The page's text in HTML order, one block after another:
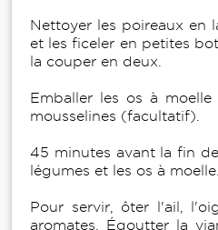
Nettoyer les poireaux en
et les ficeler en petites
la couper en deux.
Emballer les os à
mousselines (facultatif).
45 minutes avant la fin
légumes et les os à moelle.
Pour servir, ôter l'ail,
aromates. Égoutter la